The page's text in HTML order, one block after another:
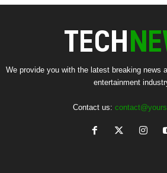
We provide you with the latest breaking news
entertainment
Contact us: